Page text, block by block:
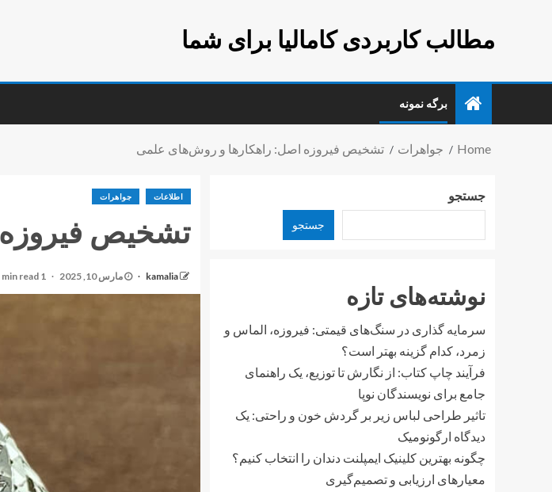
مطالب کاربردی کامالیا برای شما
برگه نمونه
Home جواهرات تشخیص فیروزه اصل: راهکارها و روش‌های علمی
اطلاعات جواهرات
تشخیص
kamalia مارس 10, 2025 1 min read
جستجو
جستجو
نوشته‌های تازه
سرمایه گذاری در سنگ‌های قیمتی: فیروزه، الماس و
زمرد، کدام گزینه بهتر است؟
فرآیند چاپ کتاب: از نگارش تا توزیع، یک راهنمای
جامع برای نویسندگان نوپا
تاثیر طراحی لباس زیر بر گردش خون و راحتی: یک
دیدگاه ارگونومیک
چگونه بهترین کلینیک ایمپلنت دندان را انتخاب کنیم؟
معیارهای ارزیابی و تصمیم‌گیری